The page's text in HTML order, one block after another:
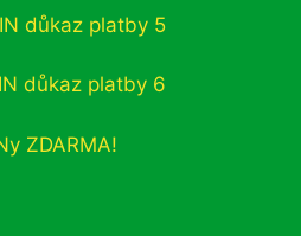
ZDARMA!